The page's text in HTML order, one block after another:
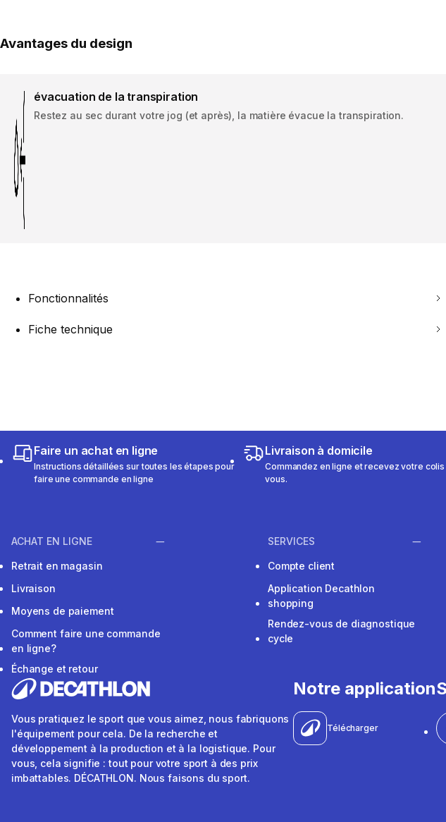
Avantages du design
évacuation de la transpiration
Restez au sec durant votre jog (et après), la matière évacue la transpiration.
Fonctionnalités
Fiche technique
Faire un achat en ligne
Instructions détaillées sur toutes les étapes pour
faire une commande en ligne
Livraison à domicile
Commandez en ligne et recevez votre
vous.
ACHAT EN LIGNE
Retrait en magasin
Livraison
Moyens de paiement
Comment faire une commande
en ligne?
Échange et retour
SERVICES
Compte client
Application Decathlon
shopping
Rendez-vous de diagnostique
cycle
Vous pratiquez le sport que vous aimez, nous fabriquons
l'équipement pour cela. De la recherche et
développement à la production et à la logistique. Pour
vous, cela signifie : tout pour votre sport à des prix
imbattables. DÉCATHLON. Nous faisons du sport.
Notre application
Télécharger